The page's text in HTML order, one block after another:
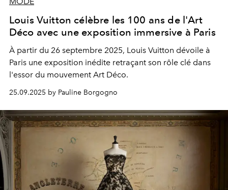
Louis Vuitton célèbre les 100 ans de l'Art
Déco avec une exposition immersive à Paris
À partir du 26 septembre 2025, Louis Vuitton dévoile à
Paris une exposition inédite retraçant son rôle clé dans
l'essor du mouvement Art Déco.
25.09.2025 by Pauline Borgogno